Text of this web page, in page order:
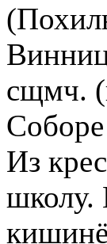
сщмч.
Из
школу.